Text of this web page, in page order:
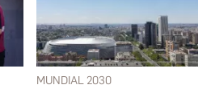
MUNDIAL 2030